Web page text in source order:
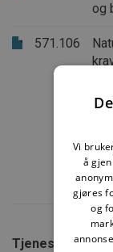
og
571.106
Tjenester fra
Vi
å
gjøres
og